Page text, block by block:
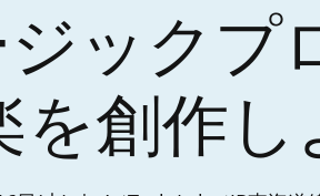
ジックプ
創作し